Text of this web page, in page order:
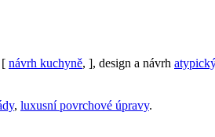
[ návrh kuchyně, ], design a návrh
, luxusní povrchové úpravy.